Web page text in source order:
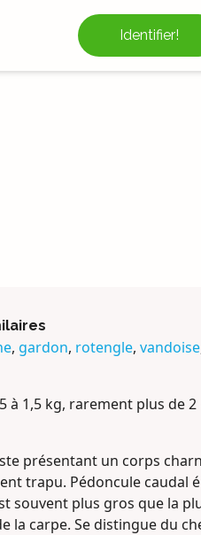
Identifier!
, gardon, rotengle, vandoise
à 1,5 kg, rarement plus de 2
présentant un corps
trapu. Pédoncule caudal
souvent plus gros que la
la carpe. Se distingue du